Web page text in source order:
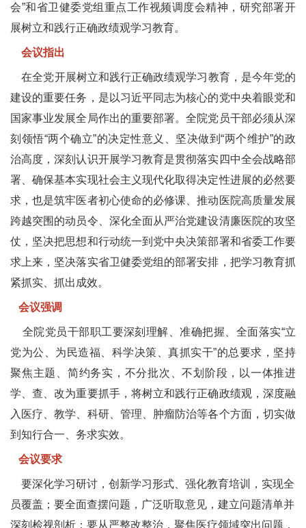
会”和省卫健委党组重点工作视频调度会精神，研究部署开
展树立和践行正确政绩观学习教育。
会议指出
在全党开展树立和践行正确政绩观学习教育，是今年党的
建设的重要任务，是以习近平同志为核心的党中央着眼党和
国家事业发展全局作出的重要部署。全院党员干部必须从深
刻领悟“两个确立”的决定性意义、坚决做到“两个维护”的政
治高度，深刻认识开展学习教育是贯彻落实四中全会战略部
署、确保基本实现社会主义现代化取得决定性进展的必然要
求，也是筑牢医者初心使命的必修课、推动医院高质量发展
跨越突围的动员令、深化全面从严治党建设清廉医院的攻坚
仗，坚决把思想和行动统一到党中央决策部署和省委工作要
求上来，坚决落实省卫健委党组的部署安排，把学习教育抓
紧抓实、抓出成效。
会议强调
全院党员干部职工要深刻理解、准确把握、全面落实“立
党为公、为民造福、科学决策、真抓实干”的总要求，坚持
聚焦主题、简约务实，不分批次、不划阶段，以一体推进
学、查、改为重要抓手，将树立和践行正确政绩观，深度融
入医疗、教学、科研、管理、肿瘤防治等各个方面，切实做
到知行合一、务求实效。
会议要求
要深化学习研讨，创新学习形式、强化教育培训，实现全
员覆盖；要全面查摆问题，广泛听取意见，建立问题清单并
深刻检视剖析；要从严整改整治，聚焦医疗领域突出问题，